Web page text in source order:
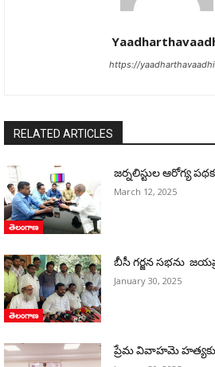
https://
RELATED ARTICLES
తెలంగాణ
జర్నలిస్టుల ఆరోగ్య
March 12, 2025
తెలంగాణ
బీసీ గర్జన సభను
January 30, 2025
ప్రేమ వివాహమె